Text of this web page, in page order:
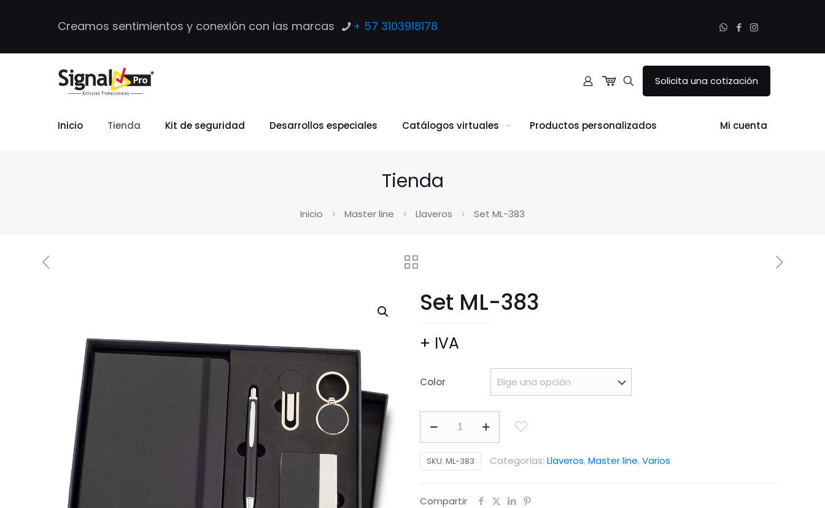
Creamos sentimientos y conexión con las marcas + 57 3103918178
Solicita una cotización
Inicio Tienda Kit de seguridad Desarrollos especiales Catálogos virtuales Productos personalizados Mi cuenta
Tienda
Inicio Master line Llaveros Set ML-383
Set ML-383
+ IVA
Color
383
cantidad
SKU: ML-383 Categorías: Llaveros,Master line,Varios
Compartir